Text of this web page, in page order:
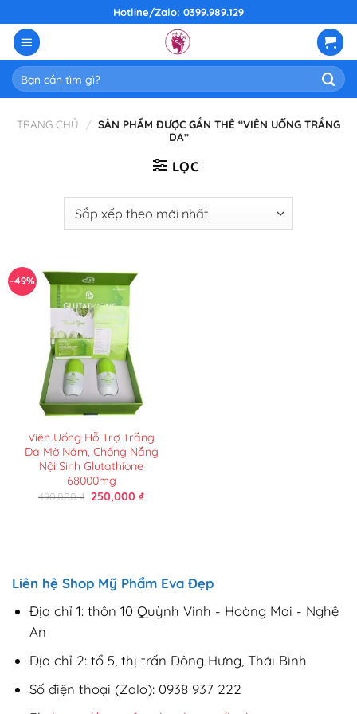
content
Hotline/Zalo: 0399.989.129
Tìm
kiếm:
TRANG CHỦ / SẢN PHẨM ĐƯỢC GẮN THẺ “VIÊN UỐNG TRẮNG
DA”
LỌC
-49%
Viên Uống Hỗ Trợ Trắng
Da Mờ Nám, Chống Nắng
Nội Sinh Glutathione
68000mg
490,000₫ Giá
250,000 ₫Giá
Liên hệ Shop Mỹ Phẩm Eva Đẹp
Địa chỉ 1: thôn 10 Quỳnh Vinh - Hoàng Mai - Nghệ
An
Địa chỉ 2: tổ 5, thị trấn Đông Hưng, Thái Bình
Số điện thoại (Zalo): 0938 937 222